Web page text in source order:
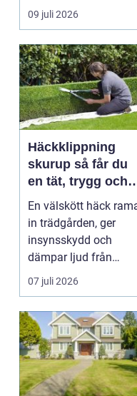
bostadsrättsföreningar
och ...
09 juli 2026
Häckklippning
skurup så får du
en tät, trygg och
snygg häck året
runt
En välskött häck
in trädgården, ger
insynsskydd och
dämpar ljud från
vägen. Samtidigt kan
häck...
07 juli 2026